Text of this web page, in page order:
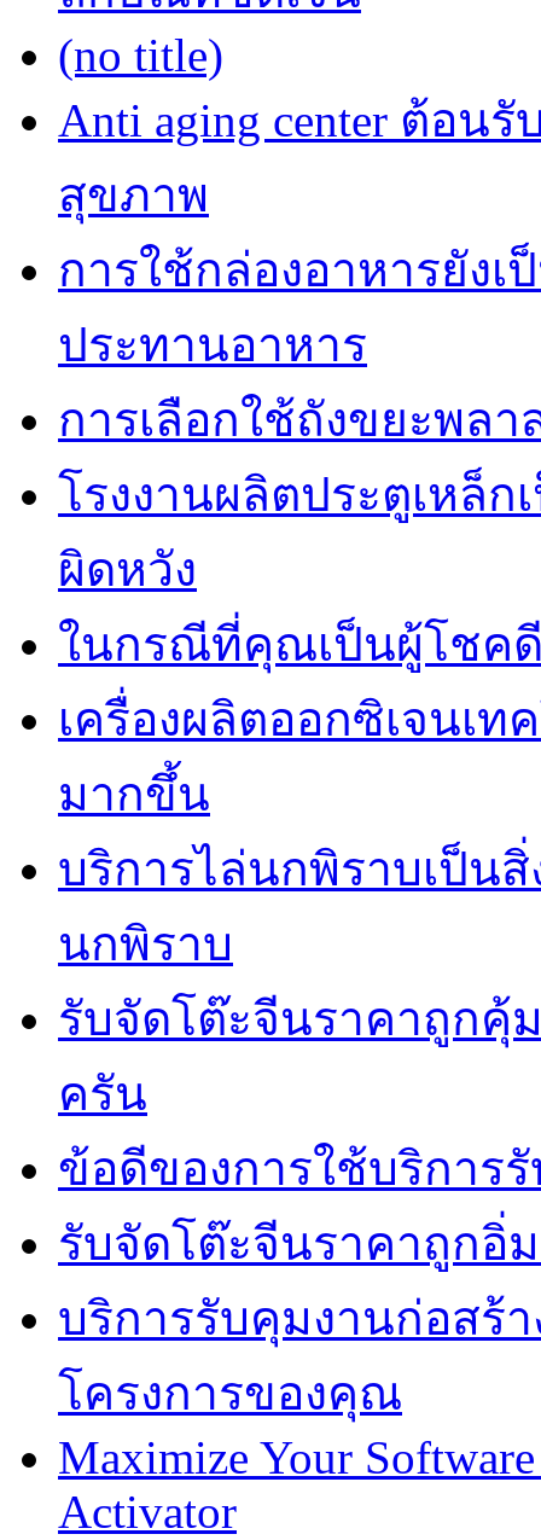
(no title)
Anti aging center ต้อน
สุขภาพ
การใช้กล่องอาหารยังเ
ประทานอาหาร
การเลือกใช้ถังขยะพล
โรงงานผลิตประตูเหล็
ผิดหวัง
ในกรณีที่คุณเป็นผู้โชคดี
เครื่องผลิตออกซิเจนเ
มากขึ้น
บริการไล่นกพิราบเป็น
นกพิราบ
รับจัดโต๊ะจีนราคาถูกคุ้
ครัน
ข้อดีของการใช้บริการ
รับจัดโต๊ะจีนราคาถูกอิ่
บริการรับคุมงานก่อสร้
โครงการของคุณ
Maximize Your
Activator